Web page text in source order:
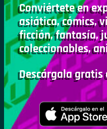
Conviértete en
asiática, cómics,
ficción, fantasía,
coleccionables,
Descárgala gratis